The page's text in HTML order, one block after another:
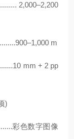
2,000–2,200
m
mm + 2 pp
)
彩色数字图像